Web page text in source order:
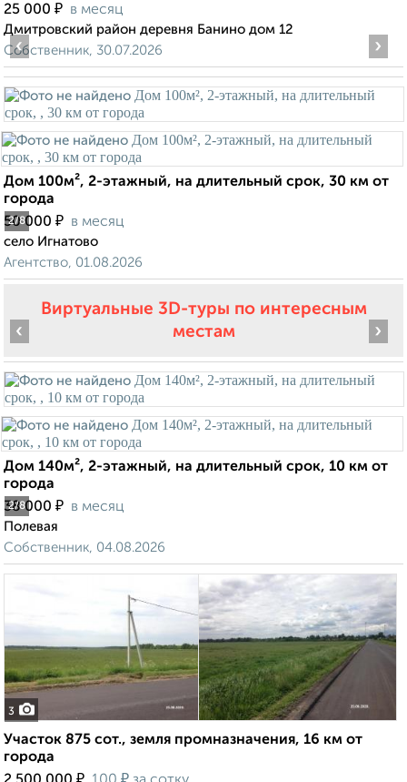
25 000 ₽ в месяц
Дмитровский район деревня Банино дом 12
Собственник, 30.07.2026
2/8
‹ ›
Дом 100м², 2-этажный, на длительный срок, 30 км от
города
50 000 ₽ в месяц
село Игнатово
Агентство, 01.08.2026
Виртуальные 3D-туры по интересным
местам
2/8
‹ ›
Дом 140м², 2-этажный, на длительный срок, 10 км от
города
38 000 ₽ в месяц
Полевая
Собственник, 04.08.2026
3
Участок 875 сот., земля промназначения, 16 км от
города